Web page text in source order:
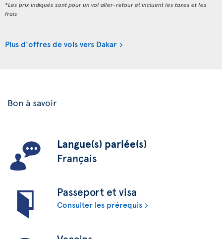
*Les prix indiqués sont pour un vol aller-retour et incluent les taxes et les
frais
Plus d'offres de vols vers Dakar
Bon à savoir
Langue(s) parlée(s)
Français
Passeport et visa
Consulter les prérequis